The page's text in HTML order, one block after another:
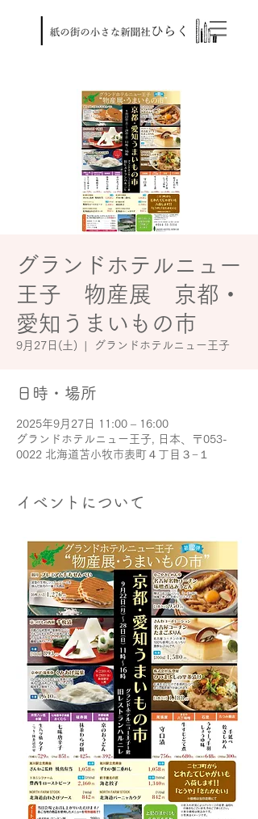
グランドホテルニュー
王子 物産展 京都・
愛知うまいもの市
9月27日(土) グランドホテルニュー王子
日時・場所
2025年9月27日 11:00 – 16:00
グランドホテルニュー王子, 日本、〒053-
0022 北海道苫小牧市表町４丁目３−１
イベントについて